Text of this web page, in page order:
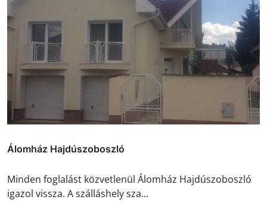
Álomház Hajdúszoboszló
Minden foglalást közvetlenül Álomház Hajdúszoboszló
igazol vissza. A szálláshely sza...